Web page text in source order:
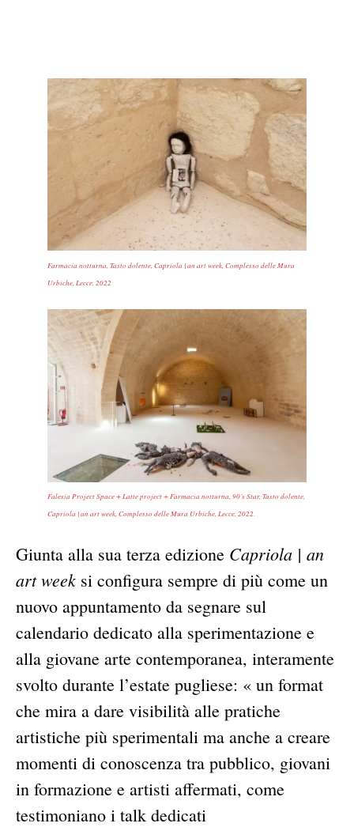
Farmacia notturna, Tasto dolente, Capriola | an art week, Complesso delle Mura
Urbiche, Lecce, 2022
Falesia Project Space + Latte project + Farmacia notturna, 90’s Star, Tasto dolente,
Capriola | an art week, Complesso delle Mura Urbiche, Lecce, 2022.
Giunta alla sua terza edizione Capriola | an
art week si configura sempre di più come un
nuovo appuntamento da segnare sul
calendario dedicato alla sperimentazione e
alla giovane arte contemporanea, interamente
svolto durante l’estate pugliese: « un format
che mira a dare visibilità alle pratiche
artistiche più sperimentali ma anche a creare
momenti di conoscenza tra pubblico, giovani
in formazione e artisti affermati, come
testimoniano i talk dedicati